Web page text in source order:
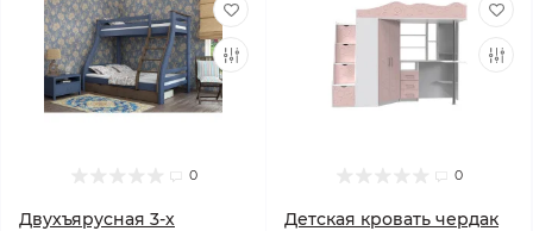
0
Двухъярусная 3-х
0
Детская кровать чердак